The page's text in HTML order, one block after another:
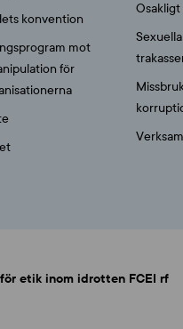
konvention
mot
för
etik inom idrotten FCEI rf